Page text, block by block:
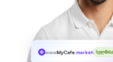
wwwMyCafe.marketing